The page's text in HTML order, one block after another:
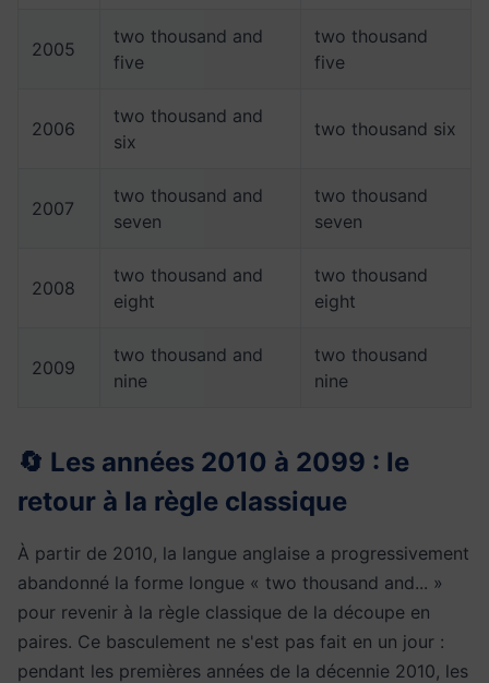
2005
two thousand and
five
two thousand
five
2006
two thousand and
six
two thousand six
2007
two thousand and
seven
two thousand
seven
2008
two thousand and
eight
two thousand
eight
2009
two thousand and
nine
two thousand
nine
🔄 Les années 2010 à 2099 : le
retour à la règle classique
À partir de 2010, la langue anglaise a progressivement
abandonné la forme longue « two thousand and... »
pour revenir à la règle classique de la découpe en
paires. Ce basculement ne s'est pas fait en un jour :
pendant les premières années de la décennie 2010, les